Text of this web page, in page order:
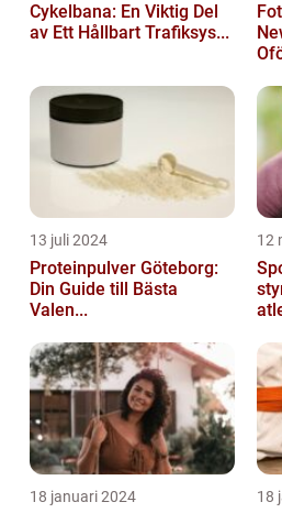
Cykelbana: En Viktig Del
av Ett Hållbart Trafiksys...
13 juli 2024
Proteinpulver Göteborg:
Din Guide till Bästa
Valen...
12
18 januari 2024 18